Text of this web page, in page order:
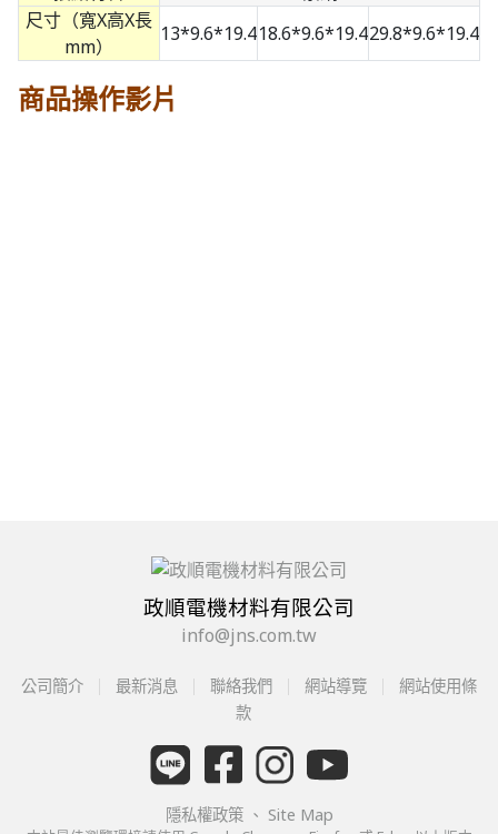
尺寸（寬X高X長
mm）
13*9.6*19.418.6*9.6*19.429.8*9.6*19.4
商品操作影片
政順電機材料有限公司
info@jns.com.tw
公司簡介 最新消息 聯絡我們 網站導覽
網站使用條
款
隱私權政策 、 Site Map